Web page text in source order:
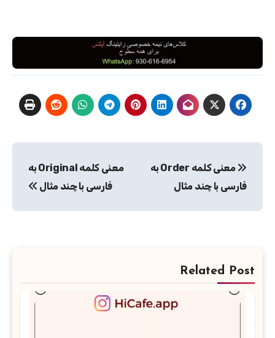
نوشته
معنی کلمه Order به
فارسی با چند مثال
معنی کلمه Original به
فارسی با چند مثال
Related Post